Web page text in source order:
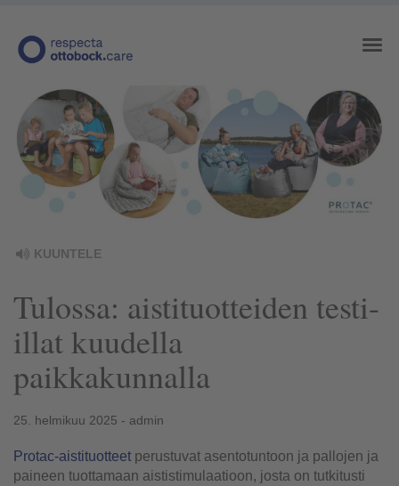
KUUNTELE
Tulossa: aistituotteiden testi-
illat kuudella
paikkakunnalla
25. helmikuu 2025 - admin
Protac-aistituotteet perustuvat asentotuntoon ja pallojen ja
paineen tuottamaan aististimulaatioon, josta on tutkitusti